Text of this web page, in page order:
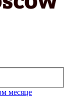
месяце